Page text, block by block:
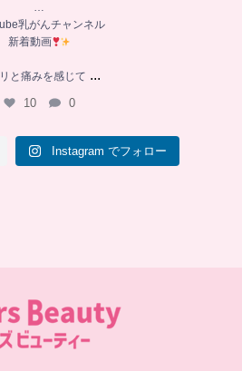
…
乳がんチャンネル
新着動画
と痛みを感じて ...
10 0
Instagram でフォロー